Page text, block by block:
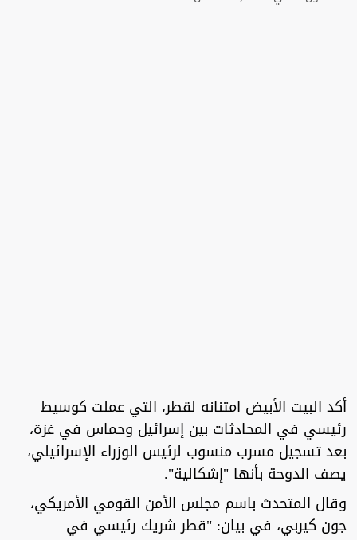
أكد البيت الأبيض امتنانه لقطر، التي عملت كوسيط
رئيسي في المحادثات بين إسرائيل وحماس في غزة،
بعد تسجيل مسرب منسوب لرئيس الوزراء الإسرائيلي،
يصف الدوحة بأنها "إشكالية".
وقال المتحدث باسم مجلس الأمن القومي الأمريكي،
جون كيربي، في بيان: "قطر شريك رئيسي في